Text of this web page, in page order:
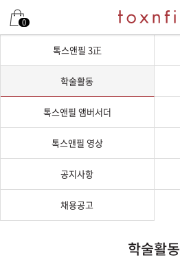
0
톡스앤필 3正
학술활동
톡스앤필 앰버서더
톡스앤필 영상
공지사항
채용공고
학술활동